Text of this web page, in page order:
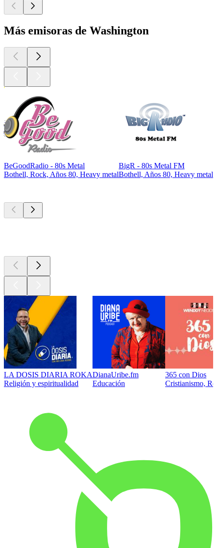
Más emisoras de Washington
BeGoodRadio - 80s Metal
Bothell, Rock, Años 80, Heavy metal
BigR - 80s Metal FM
Bothell, Años 80, Heavy metal
LA DOSIS DIARIA ROKA
Religión y espiritualidad
DianaUribe.fm
Educación
365 con Dios
Cristianismo,